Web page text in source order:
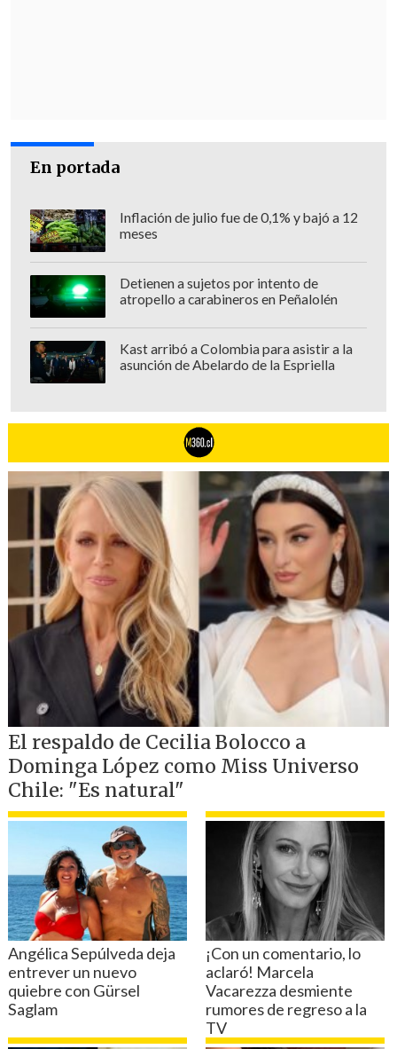
En portada
Inflación de julio fue de 0,1% y bajó a 12
meses
Detienen a sujetos por intento de
atropello a carabineros en Peñalolén
Kast arribó a Colombia para asistir a la
asunción de Abelardo de la Espriella